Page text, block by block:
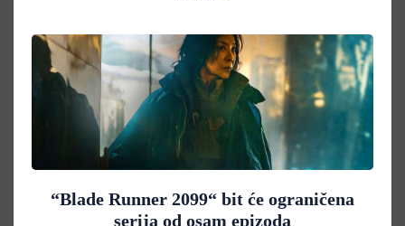
“Blade Runner 2099“ bit će ograničena
serija od osam epizoda